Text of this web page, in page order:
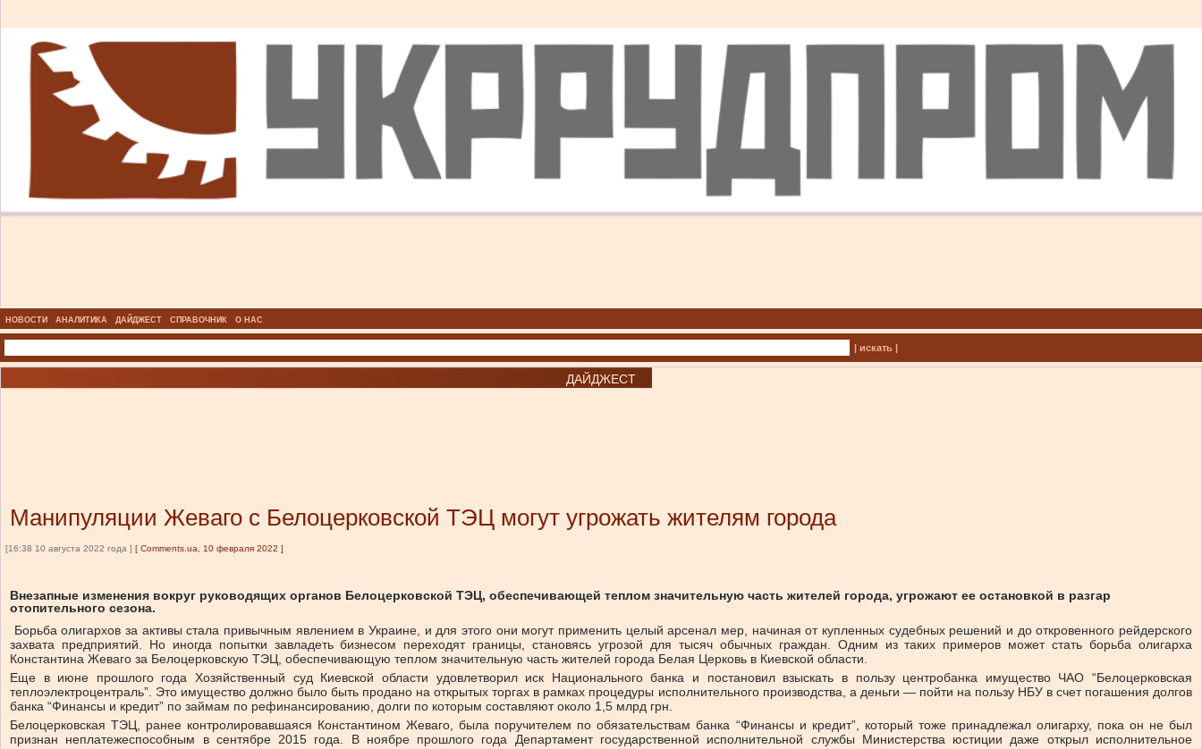
НОВОСТИ АНАЛИТИКА ДАЙДЖЕСТ СПРАВОЧНИК О НАС
| искать |
ДАЙДЖЕСТ
Манипуляции Жеваго с Белоцерковской ТЭЦ могут угрожать жителям города
[16:38 10 августа 2022 года ] [ Comments.ua, 10 февраля 2022 ]
Внезапные изменения вокруг руководящих органов Белоцерковской ТЭЦ, обеспечивающей теплом значительную часть жителей города, угрожают ее остановкой в разгар
отопительного сезона.
Борьба олигархов за активы стала привычным явлением в Украине, и для этого они могут применить целый арсенал мер, начиная от купленных судебных решений и до откровенного рейдерского
захвата предприятий. Но иногда попытки завладеть бизнесом переходят границы, становясь угрозой для тысяч обычных граждан. Одним из таких примеров может стать борьба олигарха
Константина Жеваго за Белоцерковскую ТЭЦ, обеспечивающую теплом значительную часть жителей города Белая Церковь в Киевской области.
Еще в июне прошлого года Хозяйственный суд Киевской области удовлетворил иск Национального банка и постановил взыскать в пользу центробанка имущество ЧАО “Белоцерковская
теплоэлектроцентраль”. Это имущество должно было быть продано на открытых торгах в рамках процедуры исполнительного производства, а деньги — пойти на пользу НБУ в счет погашения долгов
банка “Финансы и кредит” по займам по рефинансированию, долги по которым составляют около 1,5 млрд грн.
Белоцерковская ТЭЦ, ранее контролировавшаяся Константином Жеваго, была поручителем по обязательствам банка “Финансы и кредит”, который тоже принадлежал олигарху, пока он не был
признан неплатежеспособным в сентябре 2015 года. В ноябре прошлого года Департамент государственной исполнительной службы Министерства юстиции даже открыл исполнительное